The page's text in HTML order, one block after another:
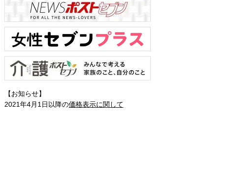
【お知らせ】
2021年4月1日以降の価格表示に関して